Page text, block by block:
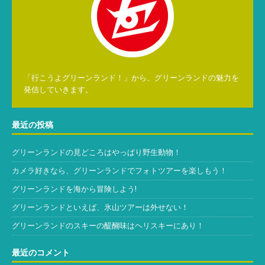
「行こうよグリーンランド！」から、グリーンランドの魅力を
発信していきます。
最近の投稿
グリーンランドの見どころはやっぱり野生動物！
カメラ好きなら、グリーンランドでフォトツアーを楽しもう！
グリーンランドを海から冒険しよう!
グリーンランドといえば、氷山ツアーは外せない！
グリーンランドのスキーの醍醐味はヘリスキーにあり！
最近のコメント